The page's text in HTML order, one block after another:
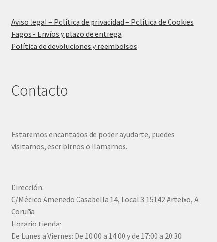
Aviso legal – Política de privacidad – Política de Cookies
Pagos - Envíos y plazo de entrega
Política de devoluciones y reembolsos
Contacto
Estaremos encantados de poder ayudarte, puedes
visitarnos, escribirnos o llamarnos.
Dirección:
C/Médico Amenedo Casabella 14, Local 3 15142 Arteixo, A
Coruña
Horario tienda:
De Lunes a Viernes: De 10:00 a 14:00 y de 17:00 a 20:30